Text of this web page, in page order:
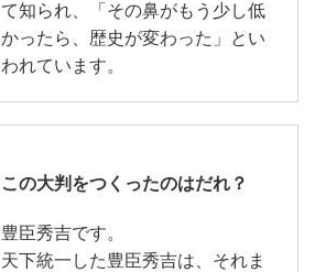
て知られ、「その鼻がもう少し低
かったら、歴史が変わった」とい
われています。
この大判をつくったのはだれ？
豊臣秀吉です。
天下統一した豊臣秀吉は、それま